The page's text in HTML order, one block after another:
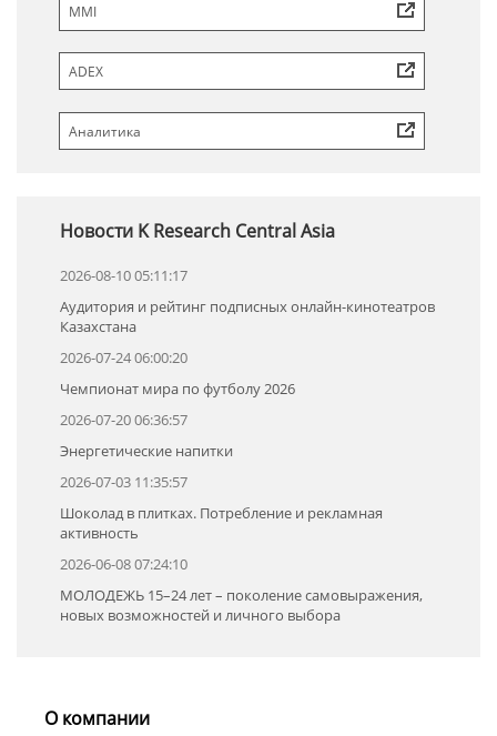
MMI
ADEX
Аналитика
Новости K Research Central Asia
2026-08-10 05:11:17
Аудитория и рейтинг подписных онлайн-кинотеатров
Казахстана
2026-07-24 06:00:20
Чемпионат мира по футболу 2026
2026-07-20 06:36:57
Энергетические напитки
2026-07-03 11:35:57
Шоколад в плитках. Потребление и рекламная
активность
2026-06-08 07:24:10
МОЛОДЕЖЬ 15–24 лет – поколение самовыражения,
новых возможностей и личного выбора
О компании